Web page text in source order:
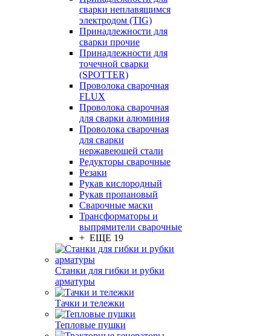
сварки неплавящимся
электродом (TIG)
Принадлежности для
сварки прочие
Принадлежности для
точечной сварки
(SPOTTER)
Проволока сварочная
FLUX
Проволока сварочная
для сварки алюминия
Проволока сварочная
для сварки
нержавеющей стали
Редукторы сварочные
Резаки
Рукав кислородный
Рукав пропановый
Сварочные маски
Трансформаторы и
выпрямители сварочные
+ ЕЩЕ 19
Станки для гибки и рубки
арматуры
Тачки и тележки
Тепловые пушки